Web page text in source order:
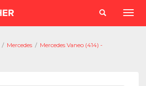
/ Mercedes / Mercedes Vaneo (414) -